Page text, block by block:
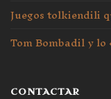
Juegos tolkiendili
Tom Bombadil y
CONTACTAR